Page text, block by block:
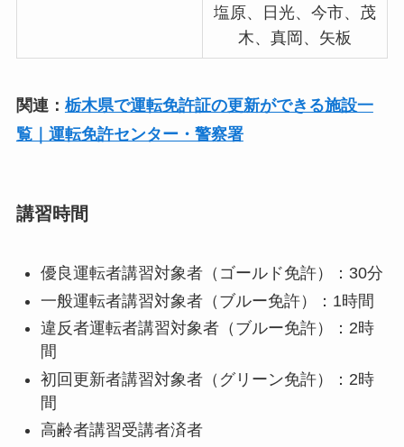
塩原、日光、今市、茂
木、真岡、矢板
関連： 栃木県で運転免許証の更新ができる施設一
覧｜運転免許センター・警察署
講習時間
優良運転者講習対象者（ゴールド免許）：30分
一般運転者講習対象者（ブルー免許）：1時間
違反者運転者講習対象者（ブルー免許）：2時
間
初回更新者講習対象者（グリーン免許）：2時
間
高齢者講習受講者済者